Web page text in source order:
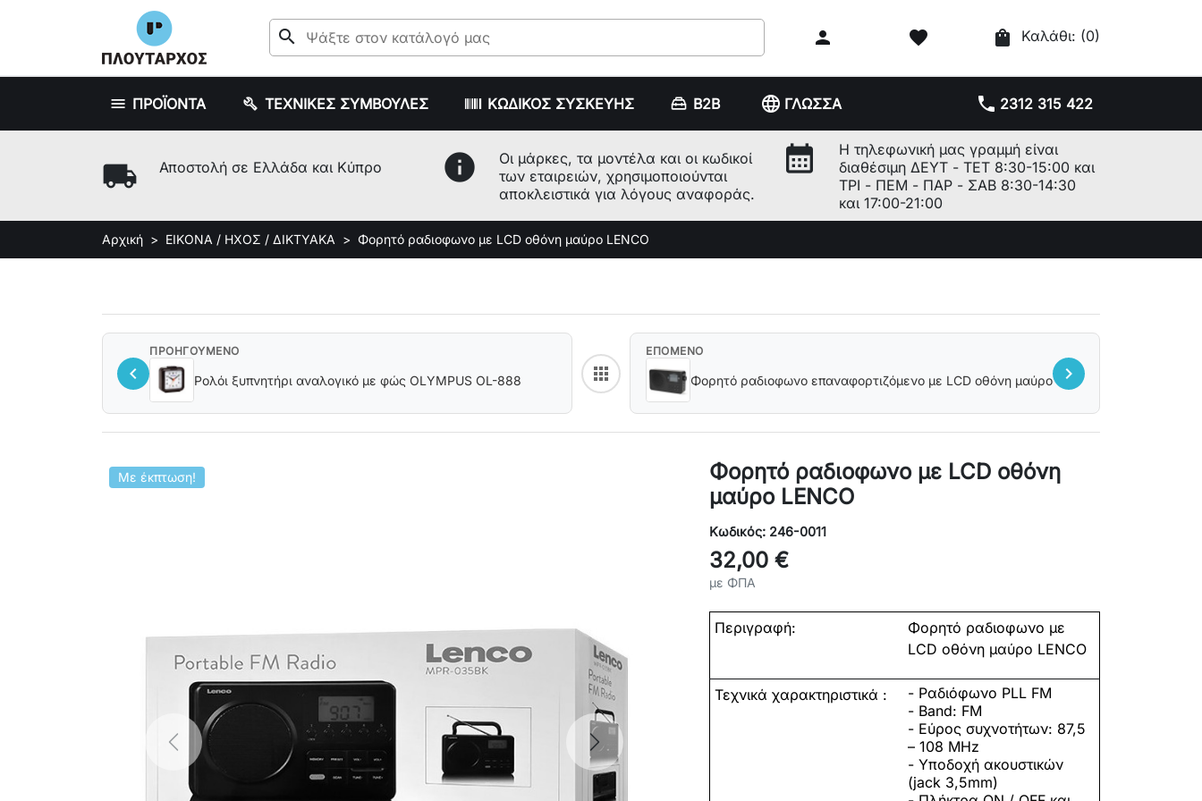
search  favorite shopping_bag Καλάθι: (0)
ΠΡΟΪΟΝΤΑ ΤΕΧΝΙΚΕΣ ΣΥΜΒΟΥΛΕΣ ΚΩΔΙΚΟΣ ΣΥΣΚΕΥΗΣ B2B phone 2312 315 422
language ΓΛΩΣΣΑ
local_shipping Αποστολή σε Ελλάδα και Κύπρο info
Οι μάρκες, τα μοντέλα και οι κωδικοί
των εταιρειών, χρησιμοποιούνται
αποκλειστικά για λόγους αναφοράς.
calendar_month
Η τηλεφωνική μας γραμμή είναι
διαθέσιμη ΔΕΥΤ - ΤΕΤ 8:30-15:00 και
ΤΡΙ - ΠΕΜ - ΠΑΡ - ΣΑΒ 8:30-14:30
και 17:00-21:00
Αρχική ΕΙΚΟΝΑ / ΗΧΟΣ / ΔΙΚΤΥΑΚΑ Φορητό ραδιοφωνο με LCD οθόνη μαύρο LENCO
chevron_left
ΠΡΟΗΓΟΥΜΕΝΟ
Ρολόι ξυπνητήρι αναλογικό με φώς OLYMPUS OL-888 appsBack to category
ΕΠΟΜΕΝΟ
Φορητό ραδιοφωνο επαναφορτιζόμενο με LCD οθόνη μαύρο chevron_right
Με έκπτωση!
Previous Next
Φορητό ραδιοφωνο με LCD οθόνη
μαύρο LENCO
Κωδικός: 246-0011
32,00 €
με ΦΠΑ
Περιγραφή:
Φορητό ραδιοφωνο με
LCD οθόνη μαύρο LENCO
Τεχνικά χαρακτηριστικά :
- Ραδιόφωνο PLL FM
- Band: FM
- Εύρος συχνοτήτων: 87,5
– 108 MHz
- Υποδοχή ακουστικών
(jack 3,5mm)